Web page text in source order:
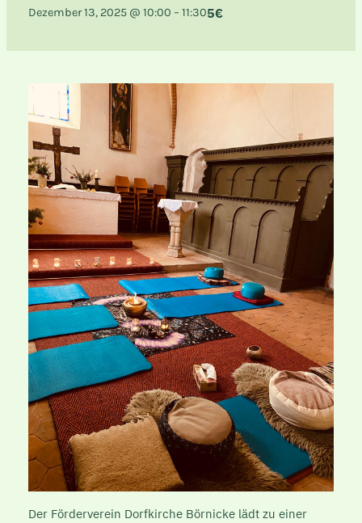
Dezember 13, 2025 @ 10:00 – 11:305€
Der Förderverein Dorfkirche Börnicke lädt zu einer